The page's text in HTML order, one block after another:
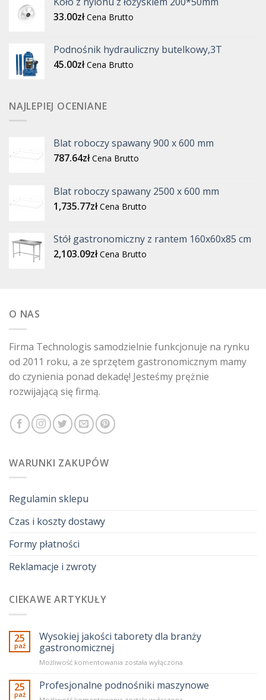
33.00zł Cena Brutto
Podnośnik hydrauliczny butelkowy,3T
45.00zł Cena Brutto
NAJLEPIEJ OCENIANE
Blat roboczy spawany 900 x 600 mm
787.64zł Cena Brutto
Blat roboczy spawany 2500 x 600 mm
1,735.77zł Cena Brutto
Stół gastronomiczny z rantem 160x60x85 cm
2,103.09zł Cena Brutto
O NAS
Firma Technologis samodzielnie funkcjonuje na rynku
od 2011 roku, a ze sprzętem gastronomicznym mamy
do czynienia ponad dekadę! Jesteśmy prężnie
rozwijającą się firmą.
WARUNKI ZAKUPÓW
Regulamin sklepu
Czas i koszty dostawy
Formy płatności
Reklamacje i zwroty
CIEKAWE ARTYKUŁY
25
paź
Wysokiej jakości taborety dla branży
gastronomicznej
Możliwość komentowania Wysokiej
taborety
została wyłączona
25
paź
Profesjonalne podnośniki maszynowe